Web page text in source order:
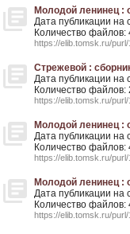
Молодой ленинец :
Дата публикации на
Количество
https://elib.tomsk.ru/
Стрежевой :
Дата публикации на
Количество
https://elib.tomsk.ru/purl/
Молодой ленинец :
Дата публикации на
Количество
https://elib.tomsk.ru/
Молодой ленинец :
Дата публикации на
Количество
https://elib.tomsk.ru/